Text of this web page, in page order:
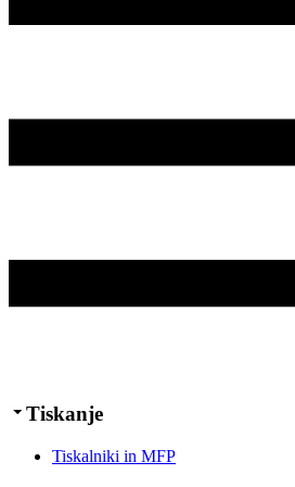
Tiskanje
Tiskalniki in MFP